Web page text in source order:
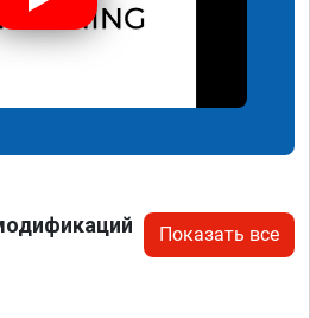
Показать все